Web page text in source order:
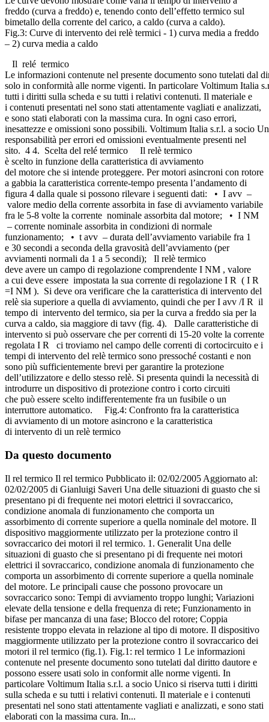
freddo (curva a freddo) e, tenendo conto dell’effetto termico sul
bimetallo della corrente del carico, a caldo (curva a caldo).
Fig.3: Curve di intervento dei relè termici - 1) curva media a freddo
– 2) curva media a caldo
Il relé termico
Le informazioni contenute nel presente documento sono tutelati dal
solo in conformità alle norme vigenti. In particolare Voltimum Italia
tutti i diritti sulla scheda e su tutti i relativi contenuti. Il materiale e
i contenuti presentati nel sono stati attentamente vagliati e analizzati,
e sono stati elaborati con la massima cura. In ogni caso errori,
inesattezze e omissioni sono possibili. Voltimum Italia s.r.l. a socio
responsabilità per errori ed omissioni eventualmente presenti nel
sito. 4 4. Scelta del relé termico Il relè termico
è scelto in funzione della caratteristica di avviamento
del motore che si intende proteggere. Per motori asincroni con rotore
a gabbia la caratteristica corrente-tempo presenta l’andamento di
figura 4 dalla quale si possono rilevare i seguenti dati: • I avv –
valore medio della corrente assorbita in fase di avviamento variabile
fra le 5-8 volte la corrente nominale assorbita dal motore; • I NM
– corrente nominale assorbita in condizioni di normale
funzionamento; • t avv – durata dell’avviamento variabile fra 1
e 30 secondi a seconda della gravosità dell’avviamento (per
avviamenti normali da 1 a 5 secondi); Il relè termico
deve avere un campo di regolazione comprendente I NM , valore
a cui deve essere impostata la sua corrente di regolazione I R ( I R
=I NM ). Si deve ora verificare che la caratteristica di intervento del
relè sia superiore a quella di avviamento, quindi che per I avv /I R il
tempo di intervento del termico, sia per la curva a freddo sia per la
curva a caldo, sia maggiore di tavv (fig. 4). Dalle caratteristiche di
intervento si può osservare che per correnti di 15-20 volte la corrente
regolata I R ci troviamo nel campo delle correnti di cortocircuito e i
tempi di intervento del relè termico sono pressoché costanti e non
sono più sufficientemente brevi per garantire la protezione
dell’utilizzatore e dello stesso relè. Si presenta quindi la necessità di
introdurre un dispositivo di protezione contro i corto circuiti
che può essere scelto indifferentemente fra un fusibile o un
interruttore automatico. Fig.4: Confronto fra la caratteristica
di avviamento di un motore asincrono e la caratteristica
di intervento di un relè termico
Da questo documento
Il rel termico Il rel termico Pubblicato il: 02/02/2005 Aggiornato al:
02/02/2005 di Gianluigi Saveri Una delle situazioni di guasto che si
presentano pi di frequente nei motori elettrici il sovraccarico,
condizione anomala di funzionamento che comporta un
assorbimento di corrente superiore a quella nominale del motore. Il
dispositivo maggiormente utilizzato per la protezione contro il
sovraccarico dei motori il rel termico. 1. Generalit Una delle
situazioni di guasto che si presentano pi di frequente nei motori
elettrici il sovraccarico, condizione anomala di funzionamento che
comporta un assorbimento di corrente superiore a quella nominale
del motore. Le principali cause che possono provocare un
sovraccarico sono: Tempi di avviamento troppo lunghi; Variazioni
elevate della tensione e della frequenza di rete; Funzionamento in
bifase per mancanza di una fase; Blocco del rotore; Coppia
resistente troppo elevata in relazione al tipo di motore. Il dispositivo
maggiormente utilizzato per la protezione contro il sovraccarico dei
motori il rel termico (fig.1). Fig.1: rel termico 1 Le informazioni
contenute nel presente documento sono tutelati dal diritto dautore e
possono essere usati solo in conformit alle norme vigenti. In
particolare Voltimum Italia s.r.l. a socio Unico si riserva tutti i diritti
sulla scheda e su tutti i relativi contenuti. Il materiale e i contenuti
presentati nel sono stati attentamente vagliati e analizzati, e sono stati
elaborati con la massima cura. In...